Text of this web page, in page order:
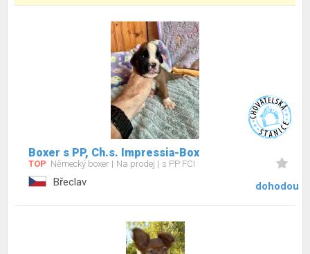
Boxer s PP, Ch.s. Impressia-Box
TOP Německý boxer Na prodej s PP FCI
Břeclav dohodou